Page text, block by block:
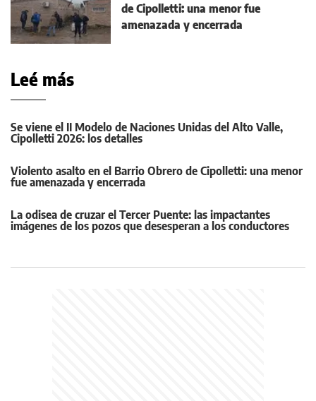
de Cipolletti: una menor fue
amenazada y encerrada
Leé más
Se viene el II Modelo de Naciones Unidas del Alto Valle,
Cipolletti 2026: los detalles
Violento asalto en el Barrio Obrero de Cipolletti: una menor
fue amenazada y encerrada
La odisea de cruzar el Tercer Puente: las impactantes
imágenes de los pozos que desesperan a los conductores